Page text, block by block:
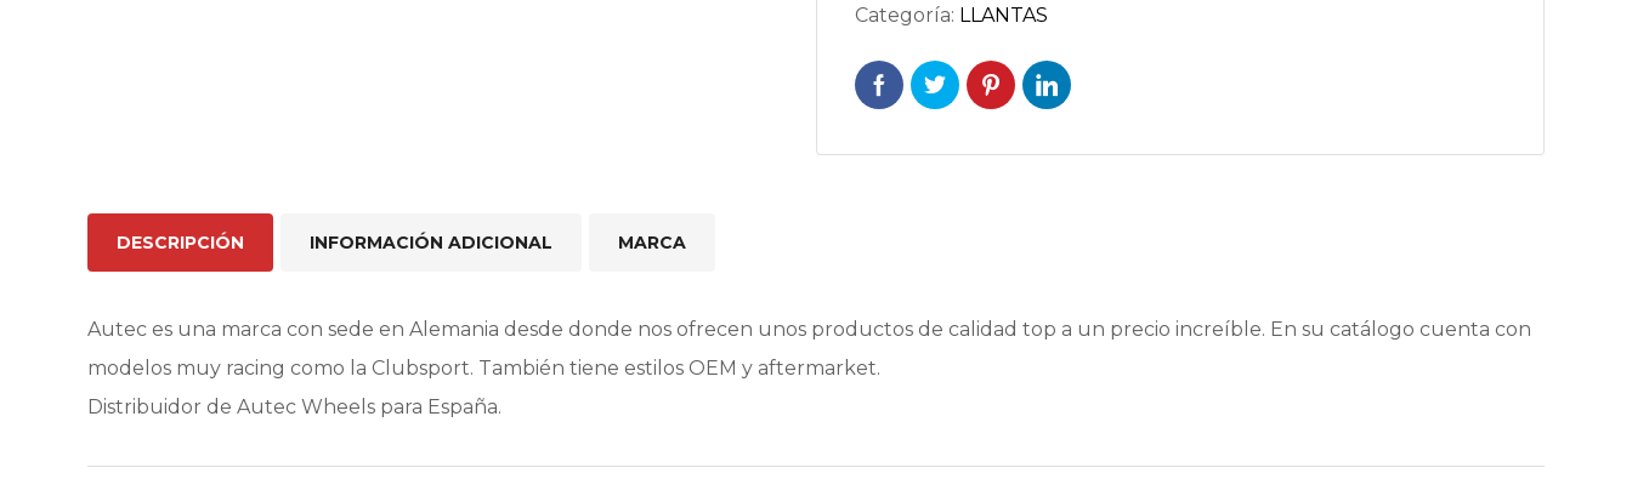
Categoría: LLANTAS
DESCRIPCIÓN INFORMACIÓN ADICIONAL MARCA
Autec es una marca con sede en Alemania desde donde nos ofrecen unos productos de calidad top a un precio increíble. En su catálogo cuenta con
modelos muy racing como la Clubsport. También tiene estilos OEM y aftermarket.
Distribuidor de Autec Wheels para España.